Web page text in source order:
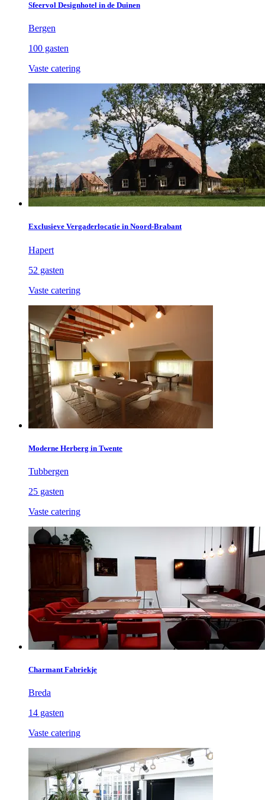
Sfeervol Designhotel in de Duinen
Bergen
100 gasten
Vaste catering
Exclusieve Vergaderlocatie in Noord-Brabant
Hapert
52 gasten
Vaste catering
Moderne Herberg in Twente
Tubbergen
25 gasten
Vaste catering
Charmant Fabriekje
Breda
14 gasten
Vaste catering